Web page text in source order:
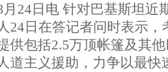
日电 针对巴基斯坦近
24日在答记者问时表示
供包括2.5万顶帐篷及其
道主义援助，力争以